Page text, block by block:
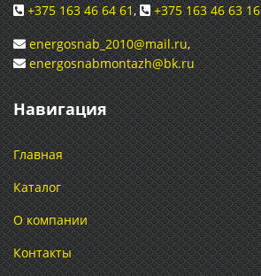
+375 163 46 64 61,
+375 163 46 63 16
energosnab_2010@mail.ru,
energosnabmontazh@bk.ru
Навигация
Главная
Каталог
О компании
Контакты